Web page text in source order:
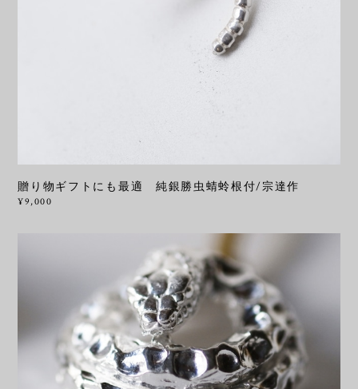
贈り物ギフトにも最適 純銀勝虫蜻蛉根付/宗達作
¥9,000